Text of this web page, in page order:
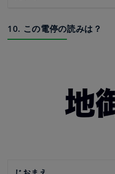
10. この電停の読みは？